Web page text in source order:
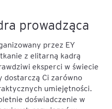
prowadząca
przez EY
z elitarną kadrą
eksperci w świecie
dostarczą Ci zarówno
umiejętności.
doświadczenie w